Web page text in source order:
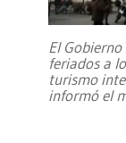
El
feriados a
turismo
informó el